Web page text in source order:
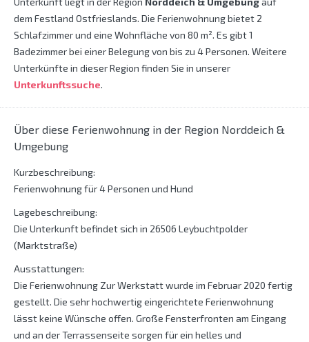
dem Festland Ostfrieslands. Die Ferienwohnung bietet 2
Schlafzimmer und eine Wohnfläche von 80 m². Es gibt 1
Badezimmer bei einer Belegung von bis zu 4 Personen. Weitere
Unterkünfte in dieser Region finden Sie in unserer
Unterkunftssuche.
Über diese Ferienwohnung in der Region Norddeich &
Umgebung
Kurzbeschreibung:
Ferienwohnung für 4 Personen und Hund
Lagebeschreibung:
Die Unterkunft befindet sich in 26506 Leybuchtpolder
(Marktstraße)
Ausstattungen:
Die Ferienwohnung Zur Werkstatt wurde im Februar 2020 fertig
gestellt. Die sehr hochwertig eingerichtete Ferienwohnung
lässt keine Wünsche offen. Große Fensterfronten am Eingang
und an der Terrassenseite sorgen für ein helles und